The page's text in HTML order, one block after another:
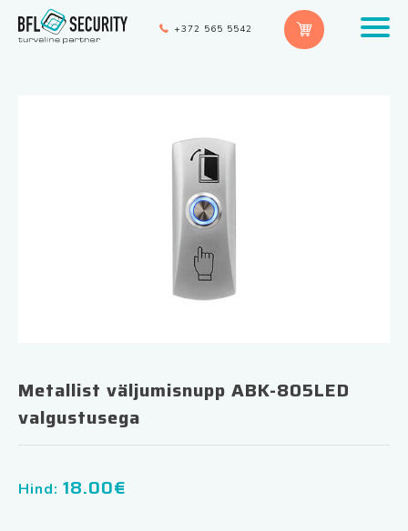
+372 565 5542
Metallist väljumisnupp ABK-805LED
valgustusega
Hind: 18.00€